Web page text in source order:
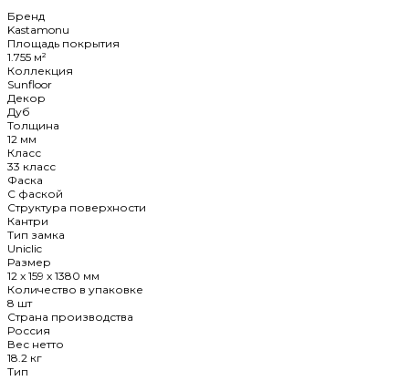
Бренд
Kastamonu
Площадь покрытия
1.755 м²
Коллекция
Sunfloor
Декор
Дуб
Толщина
12 мм
Класс
33 класс
Фаска
C фаской
Структура поверхности
Кантри
Тип замка
Uniclic
Размер
12 x 159 x 1380 мм
Количество в упаковке
8 шт
Страна производства
Россия
Вес нетто
18.2 кг
Тип